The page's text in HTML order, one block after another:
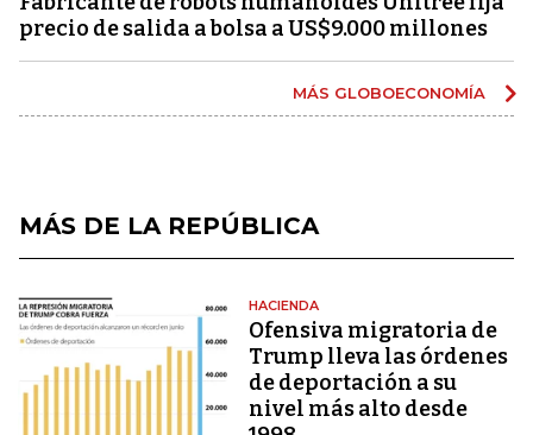
precio de salida a bolsa a US$9.000 millones
MÁS GLOBOECONOMÍA
MÁS DE LA REPÚBLICA
HACIENDA
Ofensiva migratoria de
Trump lleva las órdenes
de deportación a su
nivel más alto desde